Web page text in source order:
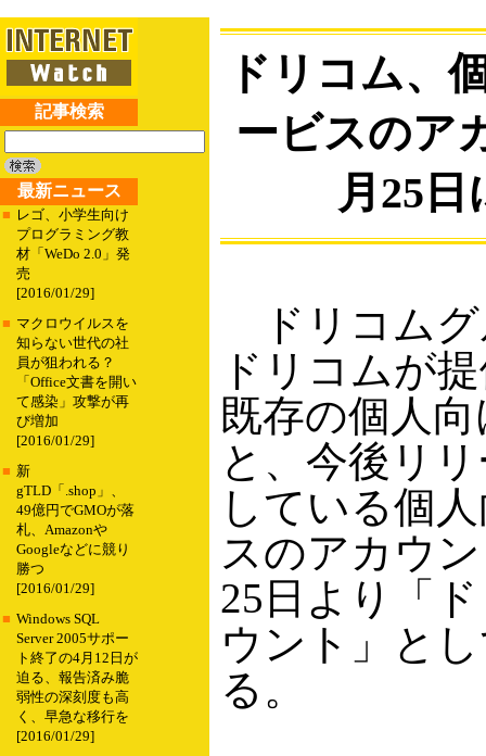
記事検索
最新ニュース
■ レゴ、小学生向け
プログラミング教
材「WeDo 2.0」発
売
[2016/01/29]
■ マクロウイルスを
知らない世代の社
員が狙われる？
「Office文書を開い
て感染」攻撃が再
び増加
[2016/01/29]
■ 新
gTLD「.shop」、
49億円でGMOが落
札、Amazonや
Googleなどに競り
勝つ
[2016/01/29]
■ Windows SQL
Server 2005サポー
ト終了の4月12日が
迫る、報告済み脆
弱性の深刻度も高
く、早急な移行を
[2016/01/29]
ドリコム、
ービスのア
月25日
ドリコムグ
ドリコムが
既存の個人
と、今後リ
している個
スのアカウ
25日より「
ウント」と
る。